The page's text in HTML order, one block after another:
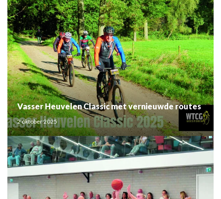
Vasser Heuvelen Classic met vernieuwde routes
2 oktober 2025